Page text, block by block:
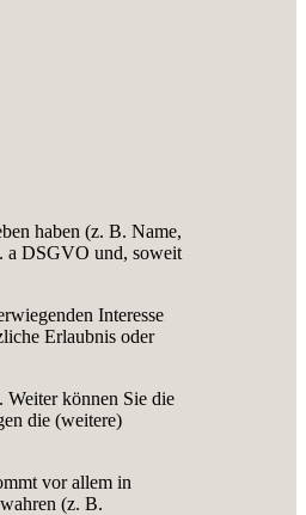
haben (z. B. Name,
a DSGVO und, soweit
Interesse
Erlaubnis oder
Weiter können Sie die
die (weitere)
vor allem in
(z. B.